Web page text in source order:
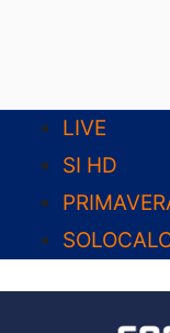
contenuto
LIVE
SI HD